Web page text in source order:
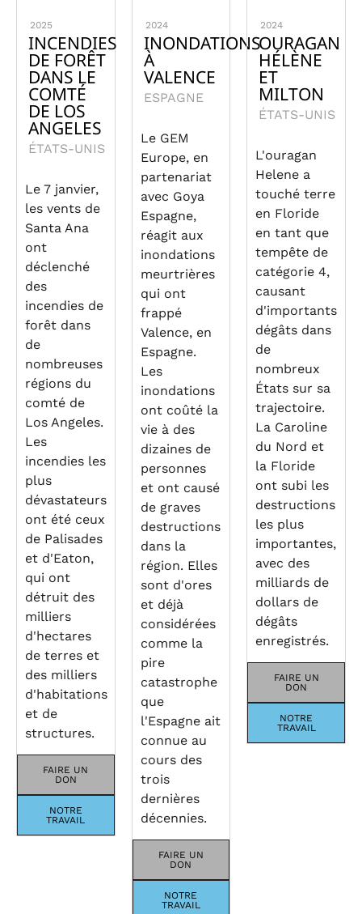
2025
INCENDIES
DE FORÊT
DANS LE
COMTÉ
DE LOS
ANGELES
ÉTATS-UNIS
Le 7 janvier,
les vents de
Santa Ana
ont
déclenché
des
incendies de
forêt dans
de
nombreuses
régions du
comté de
Los Angeles.
Les
incendies les
plus
dévastateurs
ont été ceux
de Palisades
et d'Eaton,
qui ont
détruit des
milliers
d'hectares
de terres et
des milliers
d'habitations
et de
structures.
FAIRE UN
DON
NOTRE
TRAVAIL
2024
INONDATIONS
À
VALENCE
ESPAGNE
Le GEM
Europe, en
partenariat
avec Goya
Espagne,
réagit aux
inondations
meurtrières
qui ont
frappé
Valence, en
Espagne.
Les
inondations
ont coûté la
vie à des
dizaines de
personnes
et ont causé
de graves
destructions
dans la
région. Elles
sont d'ores
et déjà
considérées
comme la
pire
catastrophe
que
l'Espagne ait
connue au
cours des
trois
dernières
décennies.
FAIRE UN
DON
NOTRE
TRAVAIL
2024
OURAGAN
HÉLÈNE
ET
MILTON
ÉTATS-UNIS
L'ouragan
Helene a
touché terre
en Floride
en tant que
tempête de
catégorie 4,
causant
d'importants
dégâts dans
de
nombreux
États sur sa
trajectoire.
La Caroline
du Nord et
la Floride
ont subi les
destructions
les plus
importantes,
avec des
milliards de
dollars de
dégâts
enregistrés.
FAIRE UN
DON
NOTRE
TRAVAIL